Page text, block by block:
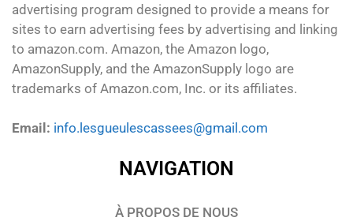
advertising program designed to provide a means for
sites to earn advertising fees by advertising and linking
to amazon.com. Amazon, the Amazon logo,
AmazonSupply, and the AmazonSupply logo are
trademarks of Amazon.com, Inc. or its affiliates.
Email: info.lesgueulescassees@gmail.com
NAVIGATION
À PROPOS DE NOUS